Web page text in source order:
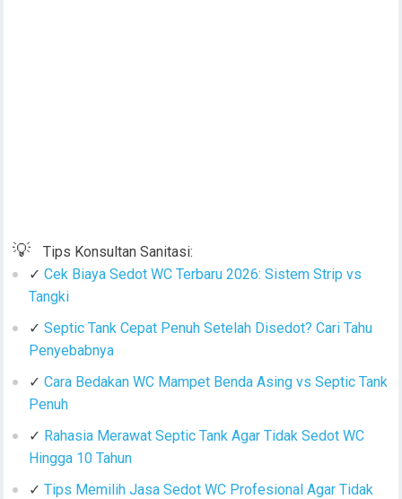
💡
Tips Konsultan Sanitasi:
✓ Cek Biaya Sedot WC Terbaru 2026: Sistem Strip vs
Tangki
✓ Septic Tank Cepat Penuh Setelah Disedot? Cari Tahu
Penyebabnya
✓ Cara Bedakan WC Mampet Benda Asing vs Septic Tank
Penuh
✓ Rahasia Merawat Septic Tank Agar Tidak Sedot WC
Hingga 10 Tahun
✓ Tips Memilih Jasa Sedot WC Profesional Agar Tidak